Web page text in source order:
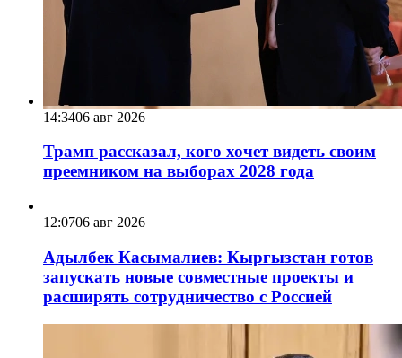
14:3406 авг 2026
Трамп рассказал, кого хочет видеть своим
преемником на выборах 2028 года
12:0706 авг 2026
Адылбек Касымалиев: Кыргызстан готов
запускать новые совместные проекты и
расширять сотрудничество с Россией